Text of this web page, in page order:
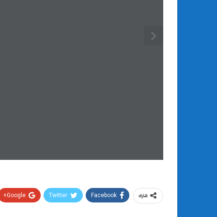
شارك Facebook
Twitter
Google+